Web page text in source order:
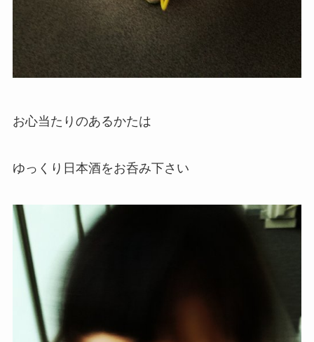
お心当たりのあるかたは
ゆっくり日本酒をお呑み下さい